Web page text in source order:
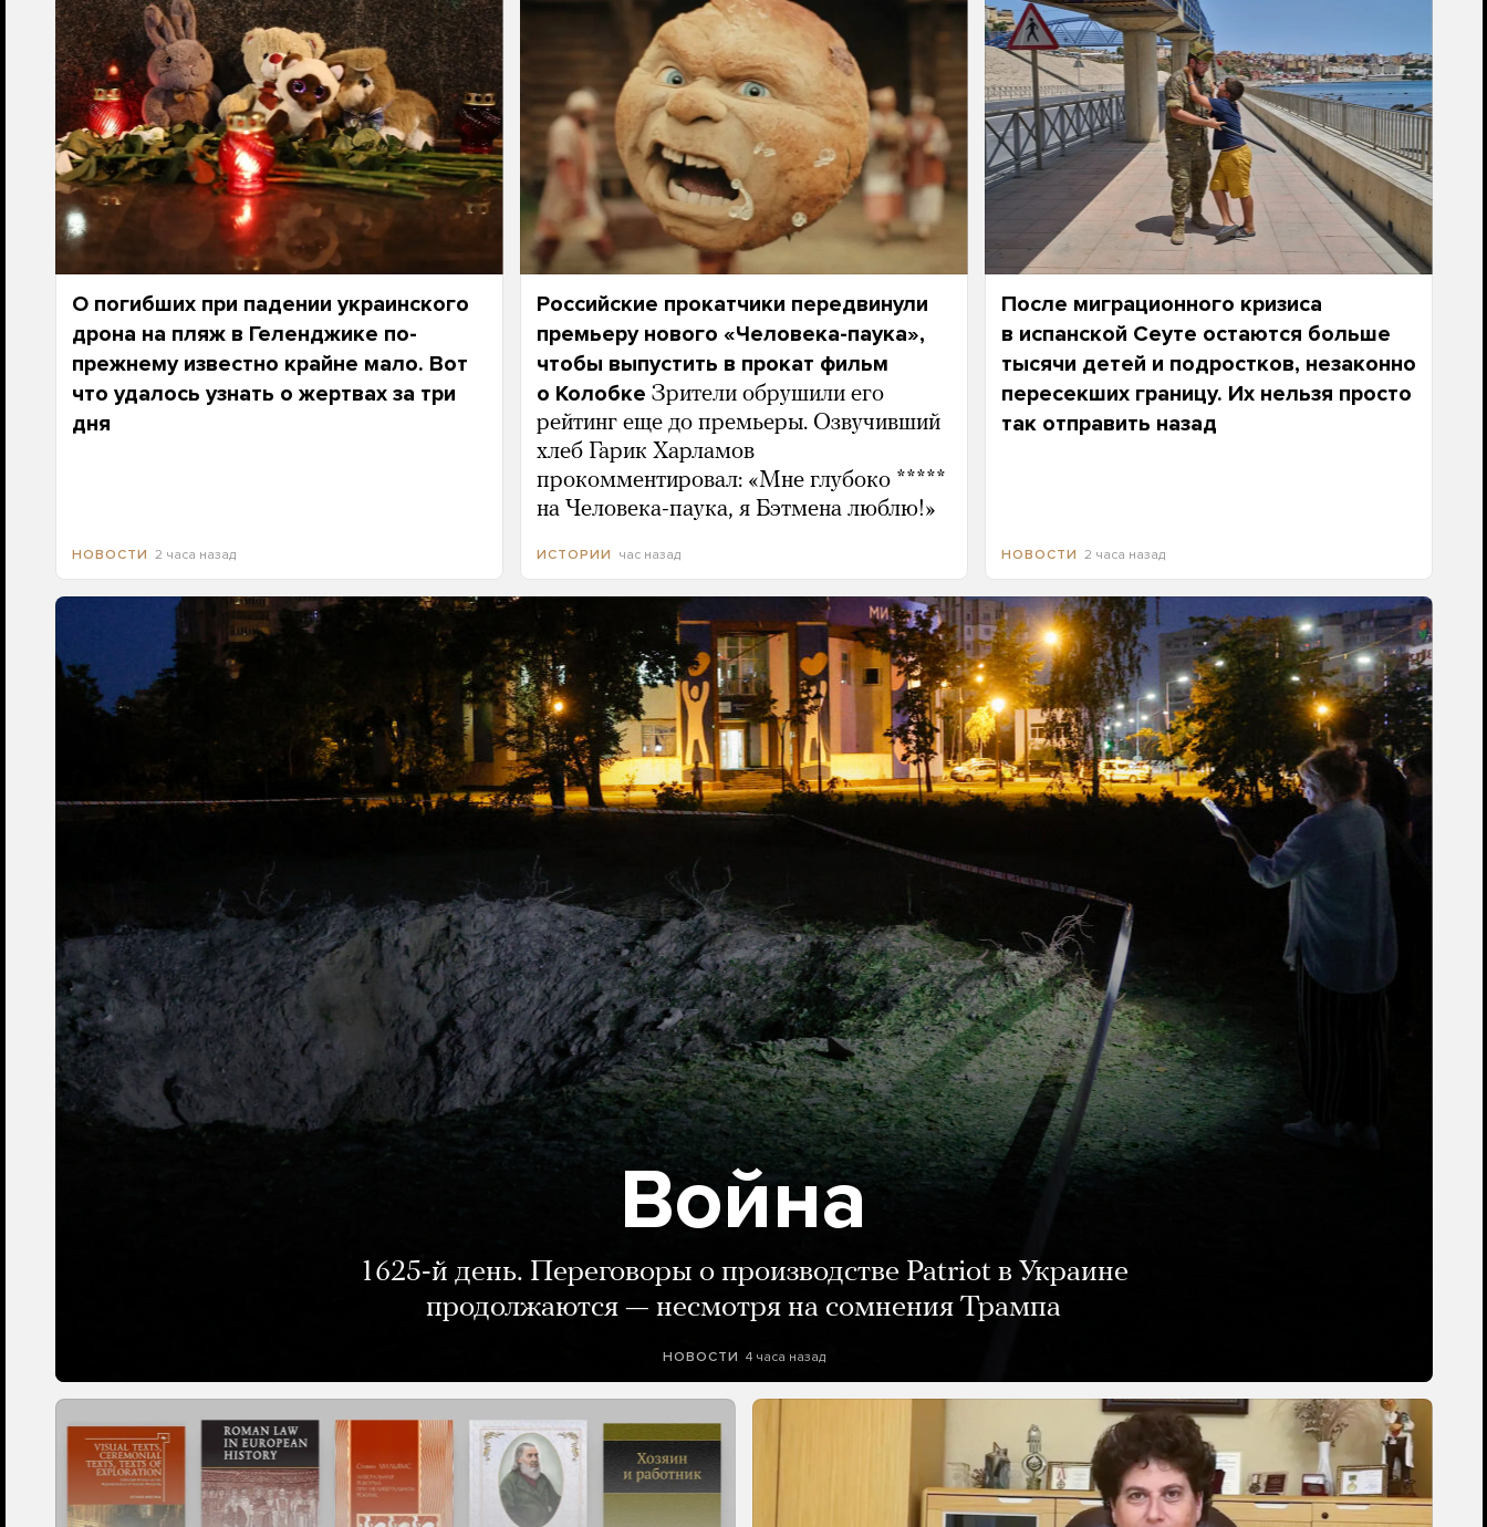
О погибших при падении украинского
дрона на пляж в Геленджике по-
прежнему известно крайне мало. Вот
что удалось узнать о жертвах за три
дня
НОВОСТИ 2 часа назад
Российские прокатчики передвинули
премьеру нового «Человека-паука»,
чтобы выпустить в прокат фильм
о Колобке Зрители обрушили его
рейтинг еще до премьеры. Озвучивший
хлеб Гарик Харламов
прокомментировал: «Мне глубоко *****
на Человека-паука, я Бэтмена люблю!»
ИСТОРИИ час назад
После миграционного кризиса
в испанской Сеуте остаются больше
тысячи детей и подростков, незаконно
пересекших границу. Их нельзя просто
так отправить назад
НОВОСТИ 2 часа назад
Война
1625-й день. Переговоры о производстве Patriot в Украине
продолжаются — несмотря на сомнения Трампа
НОВОСТИ 4 часа назад